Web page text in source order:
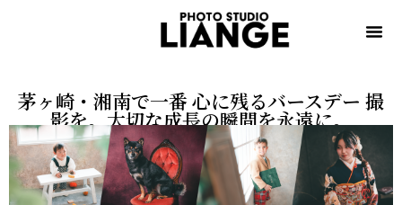
茅ヶ崎・湘南で一番 心に残るバースデー 撮
影を。大切な成長の瞬間を永遠に。